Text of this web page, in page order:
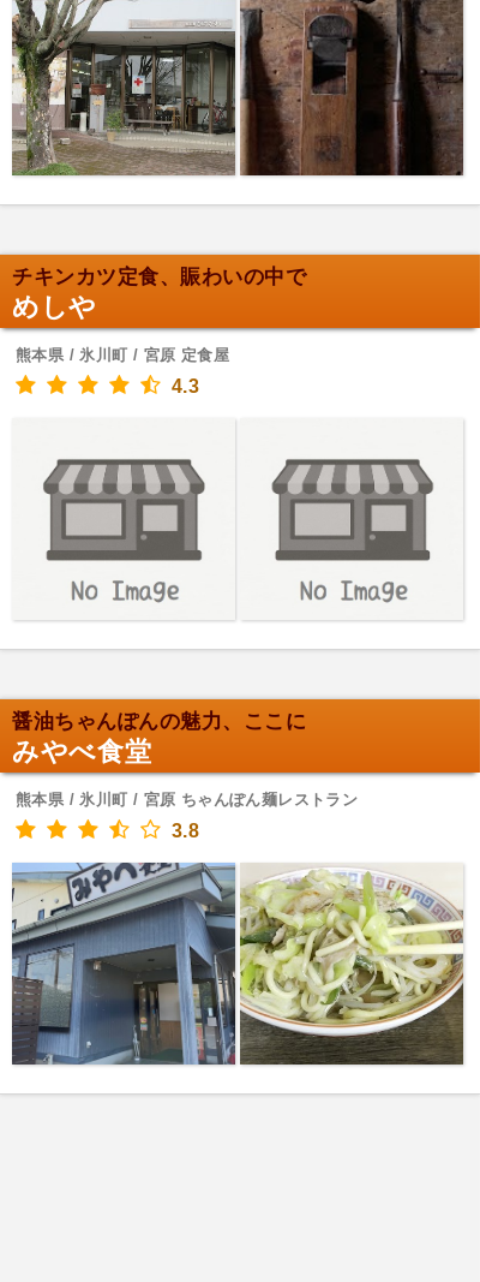
チキンカツ定食、賑わいの中で
めしや
熊本県 / 氷川町 / 宮原 定食屋
4.3
醤油ちゃんぽんの魅力、ここに
みやべ食堂
熊本県 / 氷川町 / 宮原 ちゃんぽん麺レストラン
3.8